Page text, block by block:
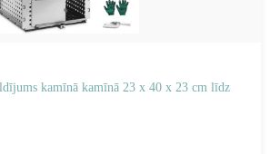
kamīnā kamīnā 23 x 40 x 23 cm līdz